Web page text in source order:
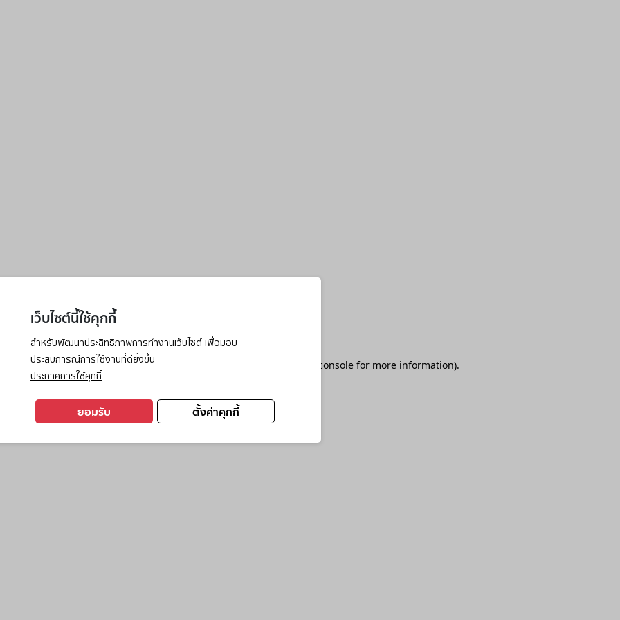
เว็บไซต์นี้ใช้คุกกี้
สำหรับพัฒนาประสิทธิภาพการทำงานเว็บไซต์ เพื่อมอบ
ประสบการณ์การใช้งานที่ดียิ่งขึ้น
ประกาศการใช้คุกกี้
ตั้งค่าคุกกี้
ยอมรับ
has occurred while loading browser console for more information).